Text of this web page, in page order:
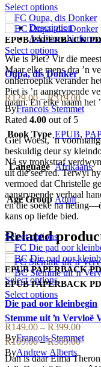
Select optionsThis
product
has
multiple
variants.
The
options
may
be
chosen
on
the
product
page
EPUB PAPERBACK
Select optionsThis
product
has
multiple
variants.
The
options
may
be
chosen
on
the
product
page
Oupa, dis Donker
R129.00 – R319.00Price
ByFrancois Stemmet
Rated 4.00 out of 5
Giel Woest, ’n
beskuldig deur sy
Ná sy tronkstraf
uit die see red. Terwyl
vermoed dat Christelle
aangrypende verhaal
en die soeke na
kans op liefde bied.
Select optionsThis
product
has
multiple
variants.
The
options
be
chosen
on
the
EPUB PAPERBACK
Select optionsThis
product
has
multiple
variants.
The
options
may
Die pad oor kleinbegin
R149.00 – R399.00Price
range:
ByFrancois Stemmet
Dan is daar Elma
Description
Additional
Wie is Piet? Vir die
Maar elke mens dra ’n
onherroeplik verander
Piet is ’n aangrypende
naam. En elke naam het
Book Type EPUB,
Language Afrikaans
Age Group Adult
Related
EPUB PAPERBACK
Select optionsThis
product
has
multiple
variants.
The
options
Stemme uit ŉ Vervloë
R109.00 – R309.00Price
ByAndrew Alberts